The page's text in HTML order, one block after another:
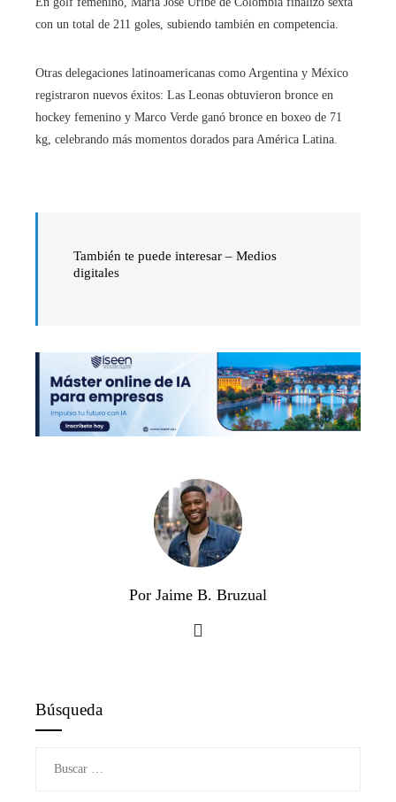
con un total de 211 goles, subiendo también en competencia.
Otras delegaciones latinoamericanas como Argentina y México
registraron nuevos éxitos: Las Leonas obtuvieron bronce en
hockey femenino y Marco Verde ganó bronce en boxeo de 71
kg, celebrando más momentos dorados para América Latina.
También te puede interesar – Medios
digitales
Por Jaime B. Bruzual
Búsqueda